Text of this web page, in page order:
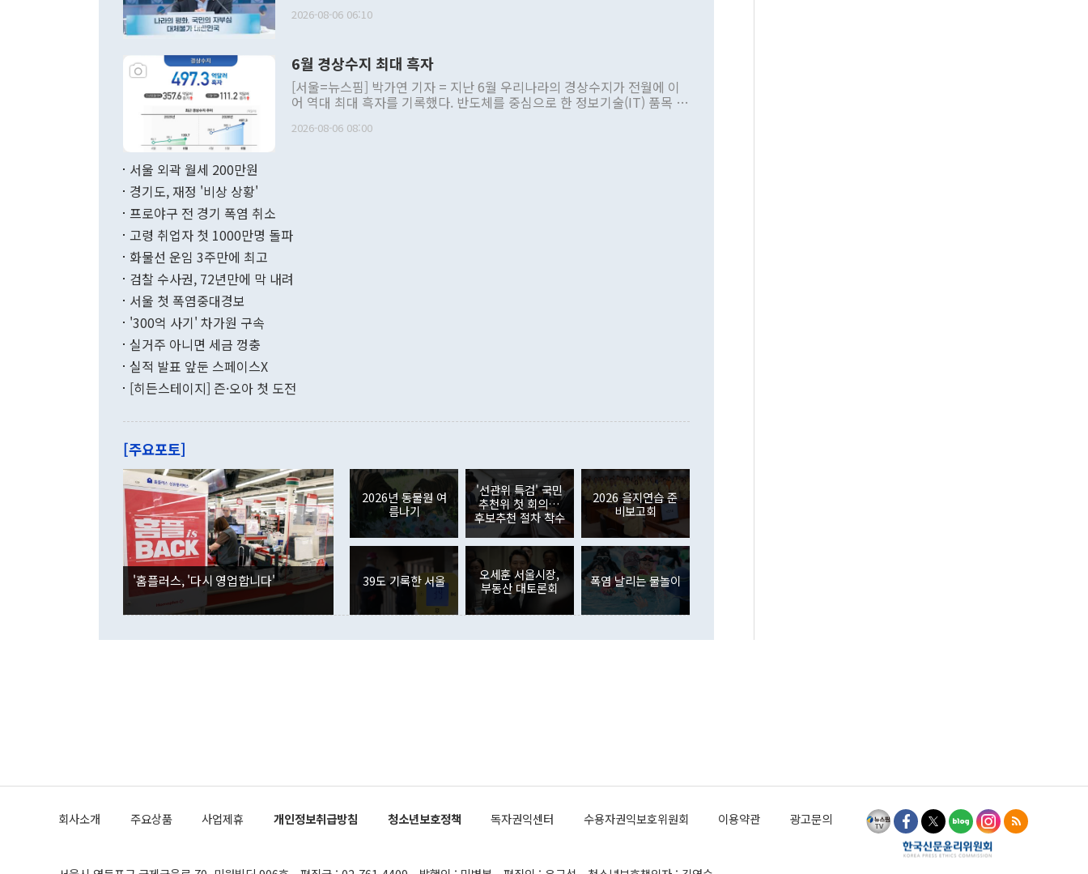
발언 중에는 정부 내 조율을 거치지 않은 사안을 정책으로 추진하겠다고 공
주의적 희망에 근거한 비현실적 구상'이라는 비판을 내놨다. 그동안 정 장
관의 대북 정책 관련 발언이 물의를 빚은 적은 여러 번 있지만 대통령과 유
관 부처 장관이 공개적으로 부정적 입장을 표명한 것은 이례적이다. 정 장
관의 무리한 대북 접근법과 월권을 제어해야 한다는 목소리도 높아지고 있
다. [정동영 통일부 장관이 지난달 23일 오후 서울 종로구 정부서울청사에
무너졌다고도 했다. 또 "현 시점에서 흘러간 선(先)비핵화만 되뇌는 것은
함께 4자 대화의 동력을 확보하기 위해 최선을 다할 것"이라고 말했다. 하
"우리의 선의대로 하는 게 과연 한반도의 평화와 안정에 플러스냐, 결론적
관은 업무보고 사후 브리핑에서 정 장관이 언급한 '4자 회담'에 대해 "이상
이 9월 러시아 블라디보스토크에서 열리는 '동방경제포럼(EEF)'을 언급하
며 "정부 차원에서 (참석을) 검토하고 있다"고 발언한 데 대해서도 조 장관
은 "그것은 외교부의 몫"이라며 "아직 거기까지 진도가 나가지 않았다"고
잘랐다. 정 장관이 이날 소개한 대북 구상과 설명은 정부 내 조율을 거치지
않았다는 점에서 문제가 있다. 특히 주적 표현 대체와 국호 사용, 9·19 군
사합의 복원, 4자회담 추진 등은 통일부 장관이 결정할 사안이 아니어서 월
권이라는 지적이 나오고 있다. 이 대통령은 정 장관의 업무보고를 듣고 난
뒤 "여기 업무보고에 발표했다고 승인난 건 아니다"라고 재차 확인했다. 정
부의 한 소식통은 "정 장관의 발언 내용은 대부분 국가안전보장회의(NSC)
를 거쳐 결정된 사안이 아닌 정 장관의 개인적 생각에 가깝다"며 "안보 관
련 부처 장관이 정부의 공식 정책이 아닌 사안을 추진하겠다고 업무보고를
하고 대통령의 면전에서 '국군통수권자가 나서야 한다'고 주장한 것은 심각
이나 미국은 북한에 선비핵화를 공식적으로 요구한 적이 없기 때문이다. 지
공하는 방식으로 이뤄졌다. 1994년 북·미 제네바 기본합의는 핵시설 동결
협상에 관여했던 한 전직 관료는 "모든 북핵 협상은 북한의 비핵화 조치와
2026-08-06 06:10
6월 경상수지 최대 흑자
[서울=뉴스핌] 박가연 기자 = 지난 6월 우리나라의 경상수지가 전월에 이
어 역대 최대 흑자를 기록했다. 반도체를 중심으로 한 정보기술(IT) 품목 수
료=한국은행] 한국은행이 6일 발표한 '2026년 6월 국제수지(잠정)'에 따르
며 월간 기준 처음으로 1000억달러를 넘어섰다. 상품수입은 644억8000만
196.9% 급증했고 컴퓨터·주변기기(SSD)는 282.7% 증가했다. IT 품목
수출은 160.4% 늘었으며 비IT 품목도 ▲석유제품(47.5%) ▲화공품
기록했지만 지식재산권사용료수지는 전월 흑자에서 4억4000만달러 적자
로 전환됐다. 본원소득수지는 배당소득을 중심으로 32억7000만달러 흑자
는 배당수입이 늘어난 데다 전월 분기배당에 따른 기저효과로 배당지급이
였던 올해 3월(369억9000만달러)을 넘어선 것이다. 직접투자에서는 내국
인의 해외투자가 80억1000만달러, 외국인의 국내투자가 46억3000만달러
각각 증가했다. 증권투자에서는 외국인의 국내 주식 매도세가 이어졌다. 외
국인의 국내 주식 투자는 차익실현 매도 등의 영향으로 316억1000만달러
감소하며 전월(-310억5000만달러)에 이어 역대 최대 순매도 기록을 다시
경신했다. 외국인의 국내 채권투자는 세계국채지수(WGBI) 자금 유입에도
분기 말 만기도래 영향으로 증가 폭이 줄어든 52억9000만달러를 기록했
다. 내국인의 해외 증권투자는 주식을 중심으로 35억6000만달러 증가했
다. eoyn2@newspim.com
2026-08-06 08:00
서울 외곽 월세 200만원
경기도, 재정 '비상 상황'
프로야구 전 경기 폭염 취소
고령 취업자 첫 1000만명 돌파
화물선 운임 3주만에 최고
검찰 수사권, 72년만에 막 내려
서울 첫 폭염중대경보
'300억 사기' 차가원 구속
실거주 아니면 세금 껑충
실적 발표 앞둔 스페이스X
[히든스테이지] 즌·오아 첫 도전
[주요포토]
'홈플러스, '다시 영업합니다'
2026년 동물원 여
름나기
'선관위 특검' 국민
추천위 첫 회의…
후보추천 절차 착수
2026 을지연습 준
비보고회
39도 기록한 서울
오세훈 서울시장,
부동산 대토론회
폭염 날리는 물놀이
회사소개 주요상품 사업제휴 개인정보취급방침 청소년보호정책 독자권익센터 수용자권익보호위원회 이용약관 광고문의